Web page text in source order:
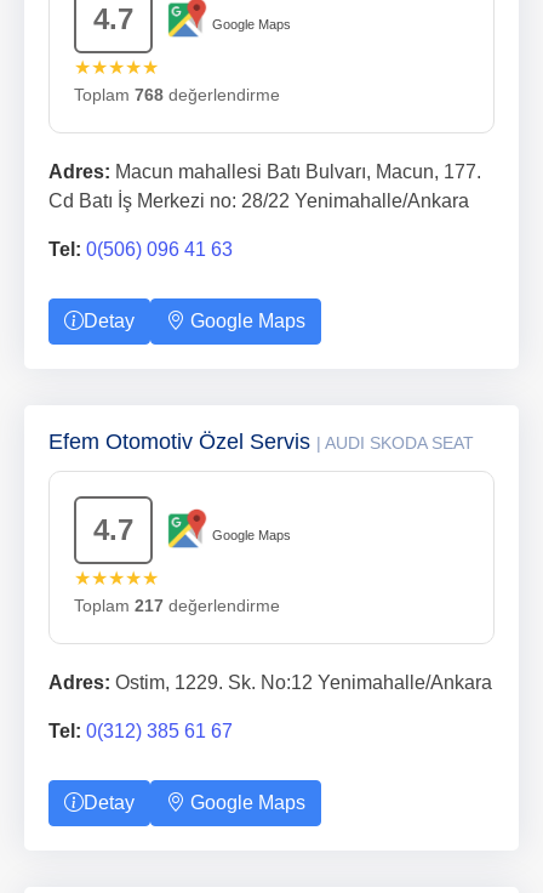
4.7 Google Maps
★★★★★
Toplam 768 değerlendirme
Adres: Macun mahallesi Batı Bulvarı, Macun, 177.
Cd Batı İş Merkezi no: 28/22 Yenimahalle/Ankara
Tel: 0(506) 096 41 63
Detay Google Maps
Efem Otomotiv Özel Servis | AUDI SKODA SEAT
4.7 Google Maps
★★★★★
Toplam 217 değerlendirme
Adres: Ostim, 1229. Sk. No:12 Yenimahalle/Ankara
Tel: 0(312) 385 61 67
Detay Google Maps